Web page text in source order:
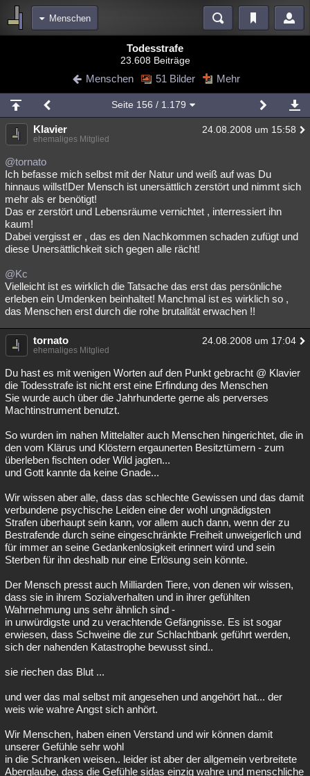
Menschen
Diskussionen Blogs Videos
Chat Wiki Neuigkeiten
meine Rubriken
Menschen Mystery Kriminalfälle
Spiritualität
Natur Umfragen Unterhaltung
weitere Rubriken
Philosophie
Astronomie Helpdesk Gruppen Gaming
Musik Clash Verbesserungen Allmystery English
Übersichten
Lesenswert Schlüsselwörter
Todesstrafe
23.608 Beiträge
Menschen 51 Bilder Mehr
Seite 156 / 1.179
Klavier 24.08.2008 um 15:58
ehemaliges Mitglied
@tornato
Ich befasse mich selbst mit der Natur und weiß auf was Du
hinnaus willst!Der Mensch ist unersättlich zerstört und nimmt sich
mehr als er benötigt!
Das er zerstört und Lebensräume vernichtet , interressiert ihn
kaum!
Dabei vergisst er , das es den Nachkommen schaden zufügt und
diese Unersättlichkeit sich gegen alle rächt!
@Kc
Vielleicht ist es wirklich die Tatsache das erst das persönliche
erleben ein Umdenken beinhaltet! Manchmal ist es wirklich so ,
das Menschen erst durch die rohe brutalität erwachen !!
tornato 24.08.2008 um 17:04
ehemaliges Mitglied
Du hast es mit wenigen Worten auf den Punkt gebracht @ Klavier
die Todesstrafe ist nicht erst eine Erfindung des Menschen
Sie wurde auch über die Jahrhunderte gerne als perverses
Machtinstrument benutzt.
So wurden im nahen Mittelalter auch Menschen hingerichtet, die in
den vom Klärus und Klöstern ergaunerten Besitztümern - zum
überleben fischten oder Wild jagten...
und Gott kannte da keine Gnade...
Wir wissen aber alle, dass das schlechte Gewissen und das damit
verbundene psychische Leiden eine der wohl ungnädigsten
Strafen überhaupt sein kann, vor allem auch dann, wenn der zu
Bestrafende durch seine eingeschränkte Freiheit unweigerlich und
für immer an seine Gedankenlosigkeit erinnert wird und sein
Sterben für ihn deshalb nur eine Erlösung sein könnte.
Der Mensch presst auch Milliarden Tiere, von denen wir wissen,
dass sie in ihrem Sozialverhalten und in ihrer gefühlten
Wahrnehmung uns sehr ähnlich sind -
in unwürdigste und zu verachtende Gefängnisse. Es ist sogar
erwiesen, dass Schweine die zur Schlachtbank geführt werden,
sich der nahenden Katastrophe bewusst sind..
sie riechen das Blut ...
und wer das mal selbst mit angesehen und angehört hat... der
weis wie wahre Angst sich anhört.
Wir Menschen, haben einen Verstand und wir können damit
unserer Gefühle sehr wohl
in die Schranken weisen.. leider ist aber der allgemein verbreitete
Aberglaube, dass die Gefühle sidas einzig wahre und menschliche